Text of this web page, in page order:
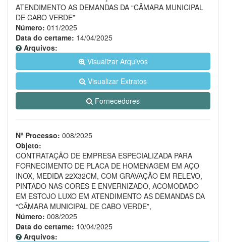
ATENDIMENTO AS DEMANDAS DA “CÂMARA MUNICIPAL
DE CABO VERDE”
Número: 011/2025
Data do certame: 14/04/2025
Arquivos:
Visualizar Arquivos
Visualizar Extratos
Fornecedores
Nº Processo: 008/2025
Objeto:
CONTRATAÇÃO DE EMPRESA ESPECIALIZADA PARA
FORNECIMENTO DE PLACA DE HOMENAGEM EM AÇO
INOX, MEDIDA 22X32CM, COM GRAVAÇÃO EM RELEVO,
PINTADO NAS CORES E ENVERNIZADO, ACOMODADO
EM ESTOJO LUXO EM ATENDIMENTO AS DEMANDAS DA
“CÂMARA MUNICIPAL DE CABO VERDE”,
Número: 008/2025
Data do certame: 10/04/2025
Arquivos: